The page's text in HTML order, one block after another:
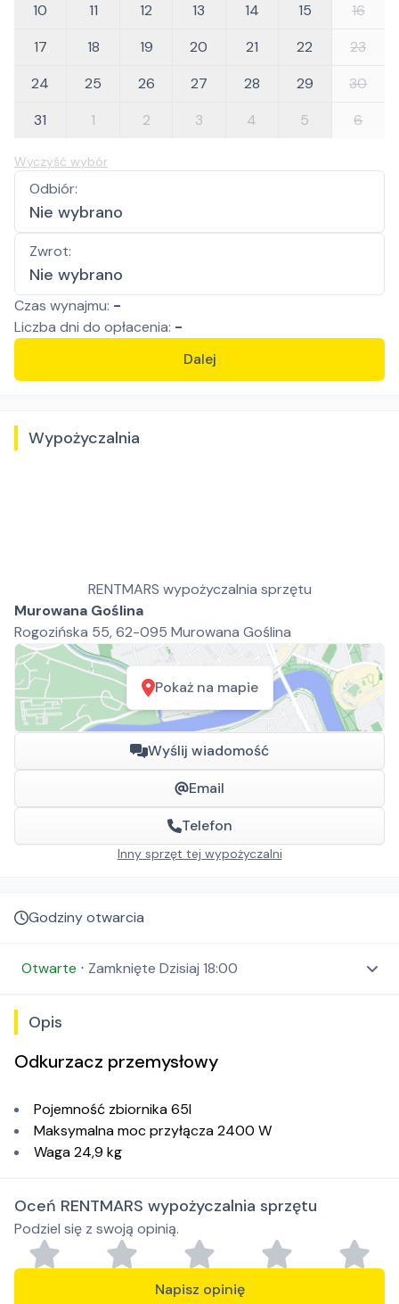
10
11 12 13 14 15
16
17
18 19 20 21 22
23
24
25 26 27 28 29
30
31
1 2 3 4 5 6
Wyczyść wybór
Odbiór:
Nie wybrano
Zwrot:
Nie wybrano
Czas wynajmu: -
Liczba dni do opłacenia: -
Dalej
Wypożyczalnia
RENTMARS wypożyczalnia sprzętu
Murowana Goślina
Rogozińska 55, 62-095 Murowana Goślina
Pokaż na mapie
Wyślij wiadomość
Email
Telefon
Inny sprzęt tej wypożyczalni
Godziny otwarcia
Otwarte ⋅ Zamknięte Dzisiaj 18:00
Opis
Odkurzacz przemysłowy
Pojemność zbiornika 65l
Maksymalna moc przyłącza 2400 W
Waga 24,9 kg
Oceń RENTMARS wypożyczalnia sprzętu
Podziel się z swoją opinią.
Napisz opinię